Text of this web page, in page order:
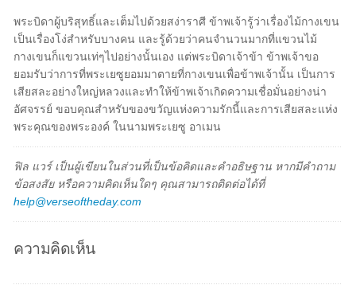
พระบิดาผู้บริสุทธิ์และเต็มไปด้วยสง่าราศี ข้าพเจ้ารู้ว่าเรื่องไม้กางเขน
เป็นเรื่องโง่สำหรับบางคน และรู้ด้วยว่าคนจำนวนมากที่แขวนไม้
กางเขนก็แขวนเท่ๆไปอย่างนั้นเอง แต่พระบิดาเจ้าข้า ข้าพเจ้าขอ
ยอมรับว่าการที่พระเยซูยอมมาตายที่กางเขนเพื่อข้าพเจ้านั้น เป็นการ
เสียสละอย่างใหญ่หลวงและทำให้ข้าพเจ้าเกิดความเชื่อมั่นอย่างน่า
อัศจรรย์ ขอบคุณสำหรับของขวัญแห่งความรักนี้และการเสียสละแห่ง
พระคุณของพระองค์ ในนามพระเยซู อาเมน
ฟิล แวร์ เป็นผู้เขียนในส่วนที่เป็นข้อคิดและคำอธิษฐาน หากมีคำถาม
ข้อสงสัย หรือความคิดเห็นใดๆ คุณสามารถติดต่อได้ที่
help@verseoftheday.com
ความคิดเห็น